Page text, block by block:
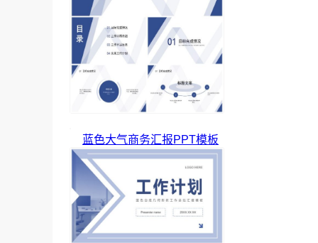
蓝色大气商务汇报PPT模板